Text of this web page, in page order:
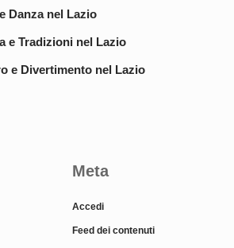
Danza nel Lazio
e Tradizioni nel Lazio
e Divertimento nel Lazio
Meta
Accedi
Feed dei contenuti